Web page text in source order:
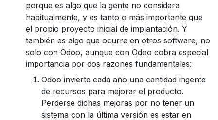
porque es algo que la gente no considera
habitualmente, y es tanto o más importante que
el propio proyecto inicial de implantación. Y
también es algo que ocurre en otros software, no
solo con Odoo, aunque con Odoo cobra especial
importancia por dos razones fundamentales:
Odoo invierte cada año una cantidad ingente
de recursos para mejorar el producto.
Perderse dichas mejoras por no tener un
sistema con la última versión es estar en